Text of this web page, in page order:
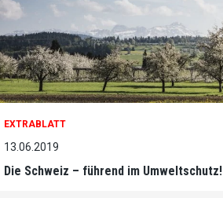
EXTRABLATT
13.06.2019
Die Schweiz – führend im Umweltschutz!